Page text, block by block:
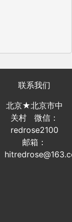
联系我们
北京★北京市中
关村 微信：
redrose2100
邮箱：